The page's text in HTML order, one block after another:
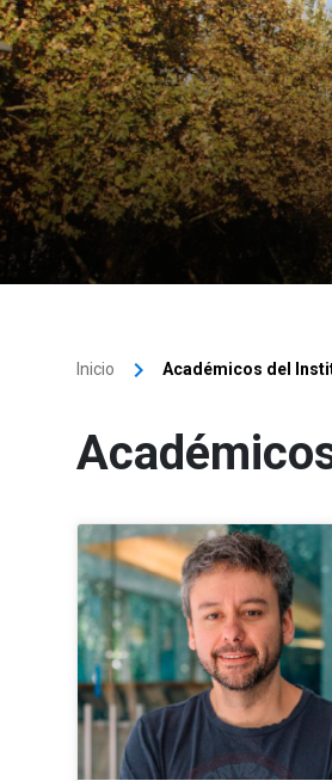
Inicio keyboard_arrow_right Académicos del